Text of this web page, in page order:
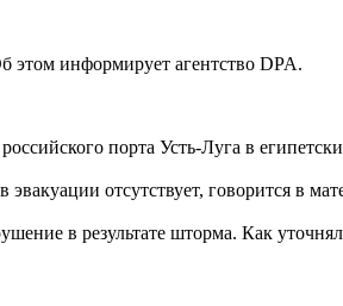
этом информирует агентство DPA.
порта Усть-Луга в
отсутствует, говорится в
в результате шторма. Как